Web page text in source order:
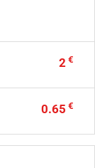
2 €
0.65 €